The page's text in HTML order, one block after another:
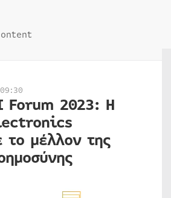
Forum 2023: Η
το μέλλον της